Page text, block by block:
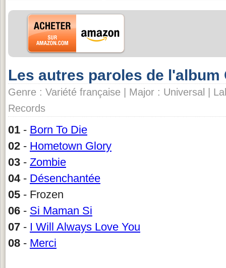
Les autres paroles de l'album
Genre : Variété française | Major : Universal |
Records
01 - Born To Die
02 - Hometown Glory
03 - Zombie
04- Désenchantée
05 - Frozen
06 - Si Maman Si
07 - I Will Always Love You
08 - Merci